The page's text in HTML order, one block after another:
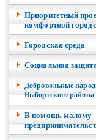
Приоритетный
комфортной
Городская среда
Социальная
Добровольные
Выборгского
В помощь малому